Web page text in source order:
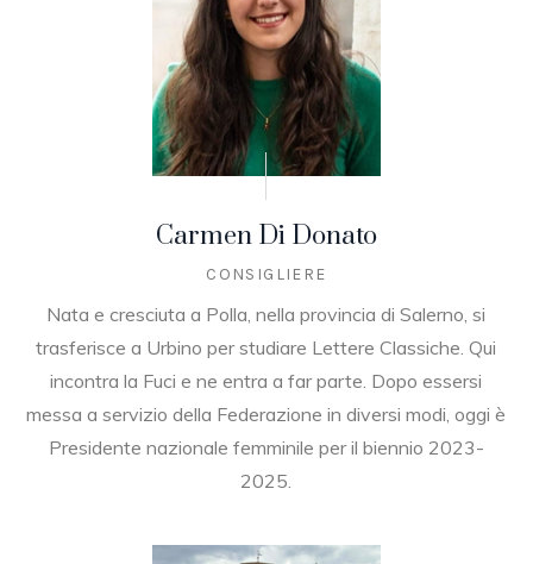
Carmen Di Donato
CONSIGLIERE
Nata e cresciuta a Polla, nella provincia di Salerno, si
trasferisce a Urbino per studiare Lettere Classiche. Qui
incontra la Fuci e ne entra a far parte. Dopo essersi
messa a servizio della Federazione in diversi modi, oggi è
Presidente nazionale femminile per il biennio 2023-
2025.